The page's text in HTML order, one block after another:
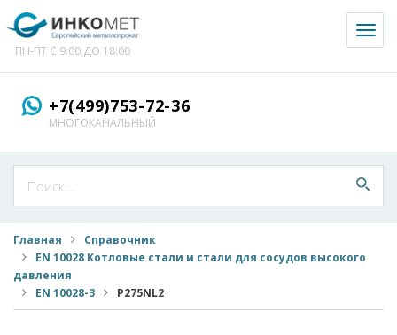
ПН-ПТ С 9:00 ДО 18:00
+7(499)753-72-36
МНОГОКАНАЛЬНЫЙ
Главная
Справочник
EN 10028 Котловые стали и стали для сосудов высокого
давления
EN 10028-3
P275NL2